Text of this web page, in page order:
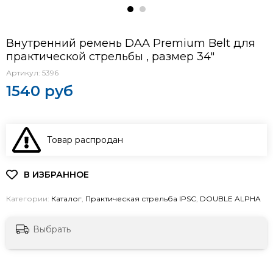
Внутренний ремень DAA Premium Belt для
практической стрельбы , размер 34"
Артикул: 5396
1540 руб
Товар распродан
Категории: Каталог, Практическая стрельба IPSC, DOUBLE ALPHA
Выбрать